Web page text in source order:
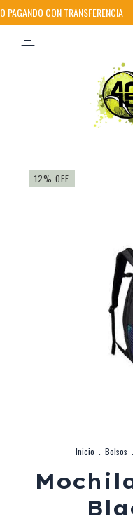
CON TRANSFERENCIA
12% OFF
Inicio Bolsos